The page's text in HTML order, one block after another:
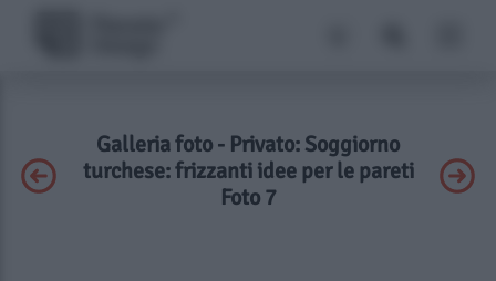
Galleria foto - Privato: Soggiorno
turchese: frizzanti idee per le pareti
Foto 7